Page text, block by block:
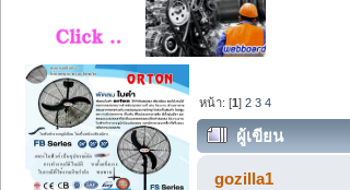
หน้า: [1]2 3 4
ผู้เขียน
gozilla1